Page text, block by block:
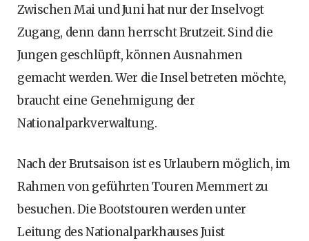
Zwischen Mai und Juni hat nur der Inselvogt
Zugang, denn dann herrscht Brutzeit. Sind die
Jungen geschlüpft, können Ausnahmen
gemacht werden. Wer die Insel betreten möchte,
braucht eine Genehmigung der
Nationalparkverwaltung.
Nach der Brutsaison ist es Urlaubern möglich, im
Rahmen von geführten Touren Memmert zu
besuchen. Die Bootstouren werden unter
Leitung des Nationalparkhauses Juist